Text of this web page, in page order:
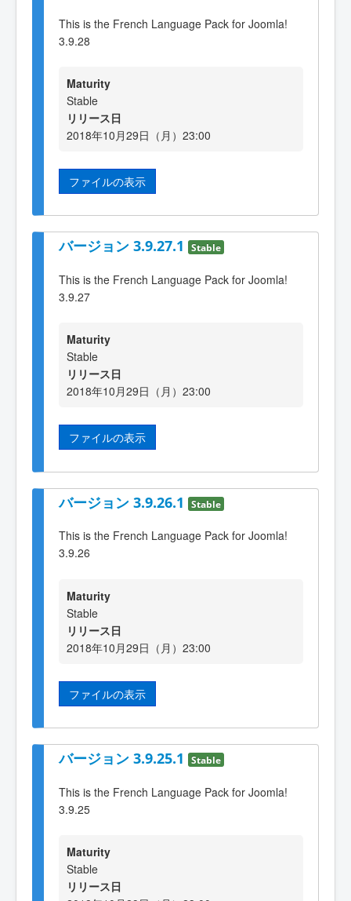
This is the French Language Pack for Joomla!
3.9.28
Maturity
Stable
リリース日
2018年10月29日（月）23:00
ファイルの表示
バージョン 3.9.27.1 Stable
This is the French Language Pack for Joomla!
3.9.27
Maturity
Stable
リリース日
2018年10月29日（月）23:00
ファイルの表示
バージョン 3.9.26.1 Stable
This is the French Language Pack for Joomla!
3.9.26
Maturity
Stable
リリース日
2018年10月29日（月）23:00
ファイルの表示
バージョン 3.9.25.1 Stable
This is the French Language Pack for Joomla!
3.9.25
Maturity
Stable
リリース日